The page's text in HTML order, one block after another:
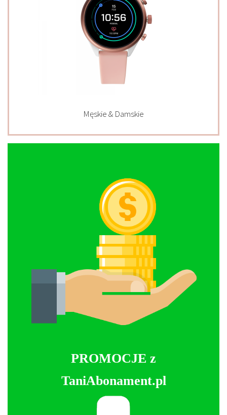
Męskie & Damskie
PROMOCJE z
TaniAbonament.pl